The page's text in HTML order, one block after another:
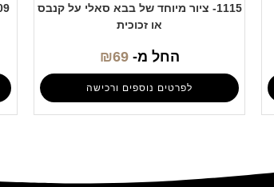
1115- ציור מיוחד של בבא סאלי על קנבס
או זכוכית
החל מ- ₪69
לפרטים נוספים ורכישה